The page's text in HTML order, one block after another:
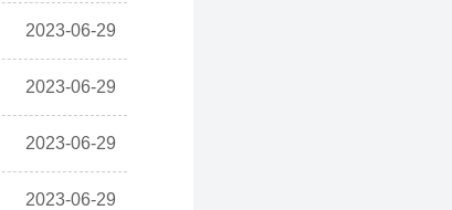
2023-06-29
2023-06-29
2023-06-29
2023-06-29